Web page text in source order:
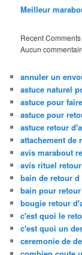
Meilleur
Recent Comments
Aucun
annuler un
astuce naturel
astuce pour
astuce pour
astuce retour
attachement de
avis marabout
avis rituel
bain de retour d
bain pour
bougie retour
c'est quoi le
c'est quoi un
ceremonie de